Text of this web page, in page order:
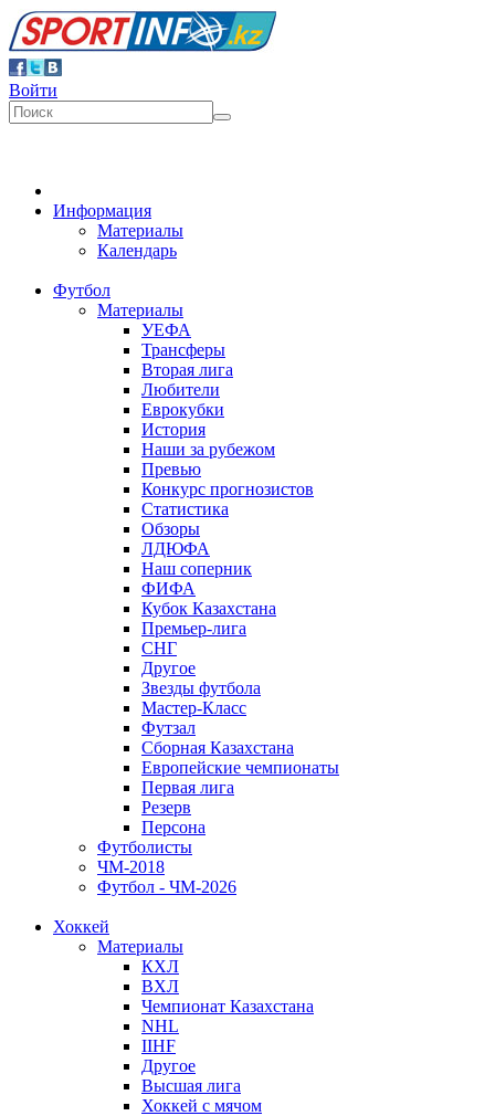
Войти
Информация
Материалы
Календарь
Футбол
Материалы
УЕФА
Трансферы
Вторая лига
Любители
Еврокубки
История
Наши за рубежом
Превью
Конкурс прогнозистов
Статистика
Обзоры
ЛДЮФА
Наш соперник
ФИФА
Кубок Казахстана
Премьер-лига
СНГ
Другое
Звезды футбола
Мастер-Класс
Футзал
Сборная Казахстана
Европейские чемпионаты
Первая лига
Резерв
Персона
Футболисты
ЧМ-2018
Футбол - ЧМ-2026
Хоккей
Материалы
КХЛ
ВХЛ
Чемпионат Казахстана
NHL
IIHF
Другое
Высшая лига
Хоккей с мячом